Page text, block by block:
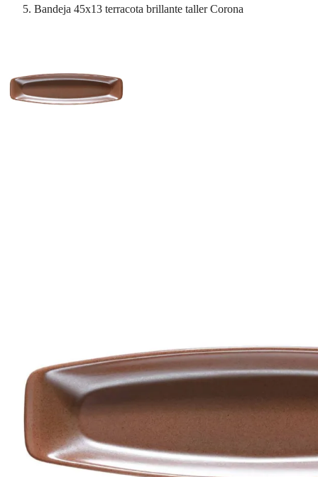
Bandeja 45x13 terracota brillante taller Corona